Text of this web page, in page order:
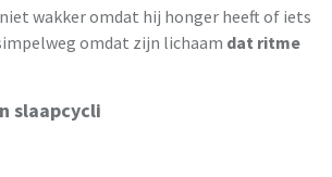
wakker omdat hij honger heeft of iets
omdat zijn lichaam dat ritme
slaapcycli